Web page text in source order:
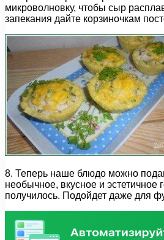
микроволновку, чтобы сыр
запекания дайте корзиночкам
8. Теперь наше блюдо можно
необычное, вкусное и эстетичное
получилось. Подойдет даже для